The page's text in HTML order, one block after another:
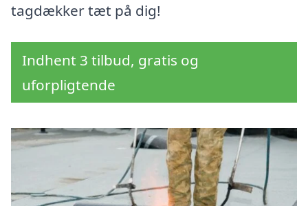
tagdækker tæt på dig!
Indhent 3 tilbud, gratis og
uforpligtende